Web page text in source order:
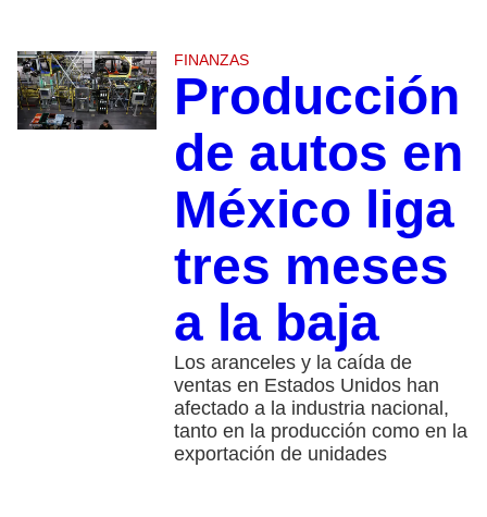
FINANZAS
Producción
de autos en
México liga
tres meses
a la baja
Los aranceles y la caída de
ventas en Estados Unidos han
afectado a la industria nacional,
tanto en la producción como en la
exportación de unidades